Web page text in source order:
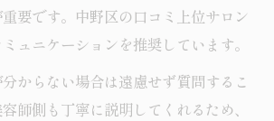
要です。中野区の口コミ上位サロン
ュニケーションを推奨しています。
からない場合は遠慮せず質問するこ
師側も丁寧に説明してくれるため、